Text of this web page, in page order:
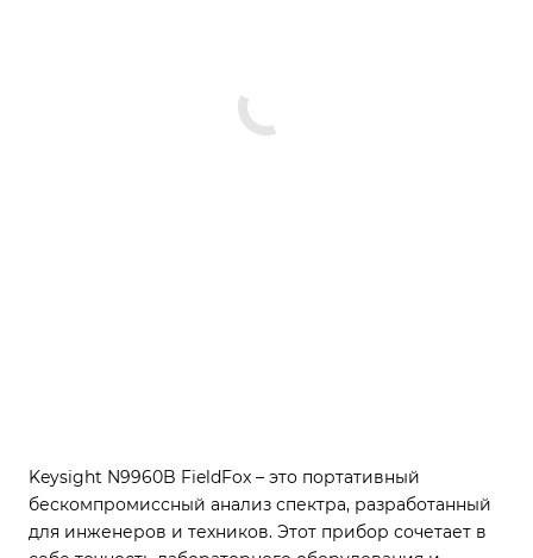
Keysight N9960B FieldFox – это портативный
бескомпромиссный анализ спектра, разработанный
для инженеров и техников. Этот прибор сочетает в